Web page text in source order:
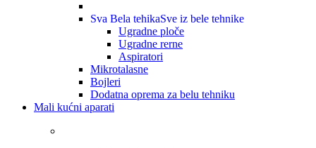
Sva Bela tehikaSve iz bele tehnike
Ugradne ploče
Ugradne rerne
Aspiratori
Mikrotalasne
Bojleri
Dodatna oprema za belu tehniku
Mali kućni aparati